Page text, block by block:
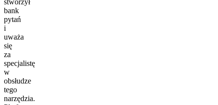
bank
pytań
i
uważa
się
za
specjalistę
w
obsłudze
tego
narzędzia.